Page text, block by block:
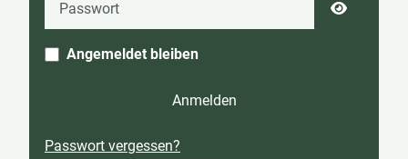
Angemeldet bleiben
Anmelden
Passwort vergessen?